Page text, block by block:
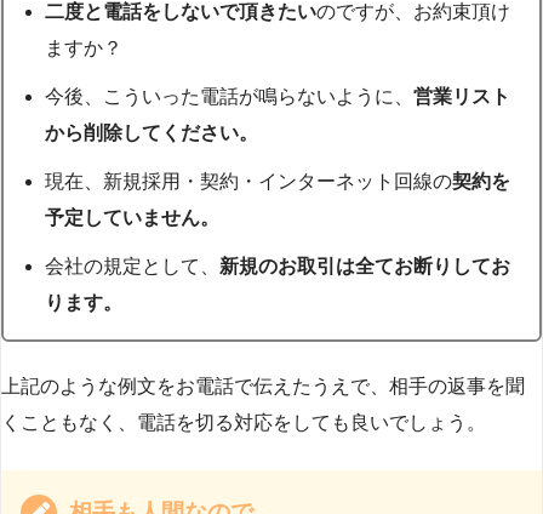
二度と電話をしないで頂きたいのですが、お約束頂け
ますか？
今後、こういった電話が鳴らないように、営業リスト
から削除してください。
現在、新規採用・契約・インターネット回線の契約を
予定していません。
会社の規定として、 新規のお取引は全てお断りしてお
ります。
上記のような例文をお電話で伝えたうえで、相手の返事を聞
くこともなく、電話を切る対応をしても良いでしょう。